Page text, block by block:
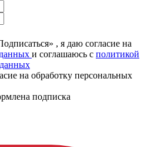
, я даю согласие на
и соглашаюсь c политикой
на обработку персональных
подписка